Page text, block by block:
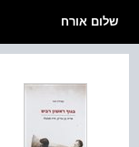
שלום אורח